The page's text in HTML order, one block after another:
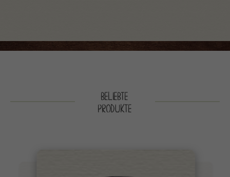
BELIEBTE
PRODUKTE